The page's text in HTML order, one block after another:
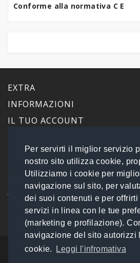
Per servirti il miglior servizio
nostro sito utilizza cookie,
Utilizziamo i cookie per
navigazione sul sito, per
dei suoi contenuti e per offrirti
servizi in linea con le tue
(marketing e profilazione).
navigazione del sito autorizzi
cookie.
Leggi l'infromativa
Conforme alla normativa C E
EXTRA
INFORMAZIONI
IL TUO ACCOUNT
PrimaScelta Point
è un marchio di
Global Service B2B Srls a socio
Via Tolemaide, 15 - 00192 Roma
P.IVA 14693851009 REA: RM - 1540057
Tel: 06 45548245